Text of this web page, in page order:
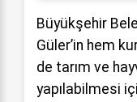
Büyükşehir
Güler’in hem
de tarım ve
yapılabilmesi